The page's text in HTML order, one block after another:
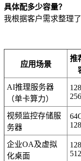
具体配多少容量？
我根据客户需求整理
应用场景
推
AI推理服务器
（单卡算力）
视频监控存储服
务器
企业OA及虚拟
化桌面